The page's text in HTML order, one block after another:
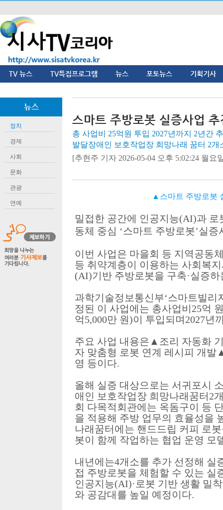
TV 뉴스 TV특집프로그램 뉴스 포토뉴스 기획기사
뉴스
정치
경제
사회
문화
관광
연예
스마트 주방로봇 실증사업 추
총 사업비 25억원 투입 2027년까지 2년간
발달장애인 보호작업장 희망나래 꿈터 2개
[추현주 기자 2026-05-04 오후 5:02:24 월요
▲스마트 주방로봇
밀접한 공간에 인공지능(AI)과 로
동체 중심 ‘스마트 주방로봇’실증
이번 사업은 마을회 등 지역공동
등 취약계층이 이용하는 사회복
(AI)기반 주방로봇을 구축·실증하
과학기술정보통신부‘스마트빌리
정된 이 사업에는 총사업비 25억
억5,000만 원)이 투입되며 2027년
주요 사업 내용은 ▲ 조리 자동화
자 맞춤형 로봇 연계 레시피 개발
영 등이다.
올해 실증 대상으로는 서귀포시
애인 보호작업장 희망나래꿈터 2
회 다목적회관에는 옥돔구이 등
을 적용해 주방 업무의 효율성을
나래꿈터에는 핸드드립 커피 로
봇이 함께 작업하는 협업 운영 모
내년에는4개소를 추가 선정해 실
접 주방로봇을 체험할 수 있는 실
인공지능(AI)· 로봇 기반 생활 밀
와 공감대를 높일 예정이다.